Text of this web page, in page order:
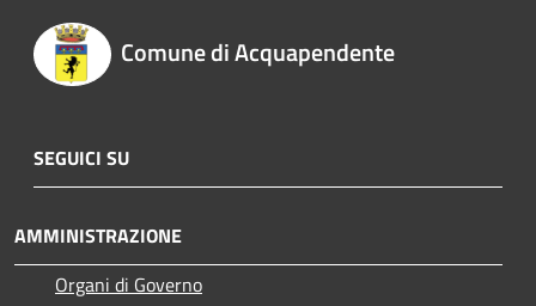
Comune di Acquapendente
SEGUICI SU
AMMINISTRAZIONE
Organi di Governo